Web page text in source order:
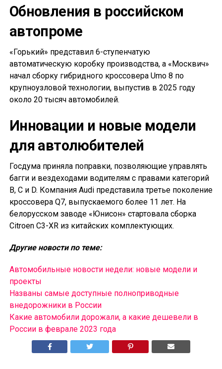
Обновления в российском
автопроме
«Горький» представил 6-ступенчатую
автоматическую коробку производства, а «Москвич»
начал сборку гибридного кроссовера Umo 8 по
крупноузловой технологии, выпустив в 2025 году
около 20 тысяч автомобилей.
Инновации и новые модели
для автолюбителей
Госдума приняла поправки, позволяющие управлять
багги и вездеходами водителям с правами категорий
B, C и D. Компания Audi представила третье поколение
кроссовера Q7, выпускаемого более 11 лет. На
белорусском заводе «Юнисон» стартовала сборка
Citroen C3-XR из китайских комплектующих.
Другие новости по теме:
Автомобильные новости недели: новые модели и
проекты
Названы самые доступные полноприводные
внедорожники в России
Какие автомобили дорожали, а какие дешевели в
России в феврале 2023 года